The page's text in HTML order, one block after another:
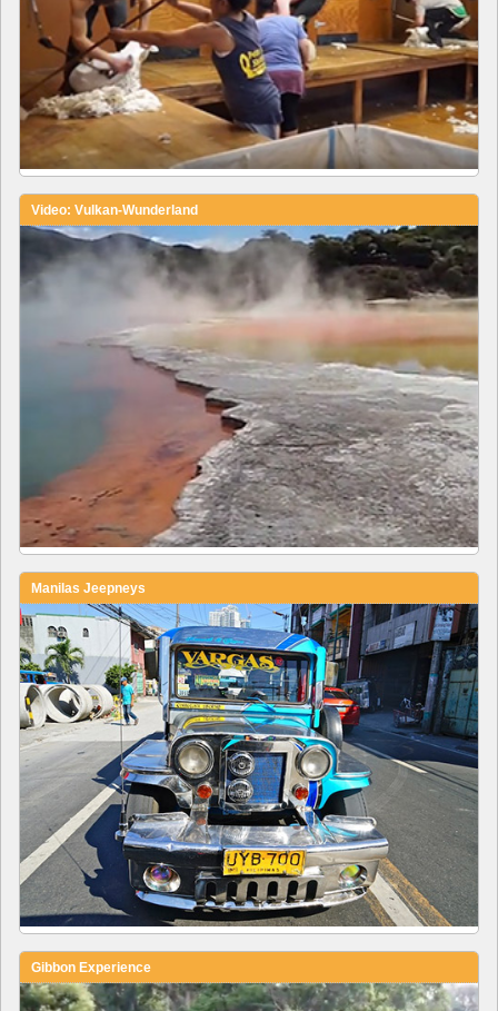
Video: Vulkan-Wunderland
Manilas Jeepneys
Gibbon Experience